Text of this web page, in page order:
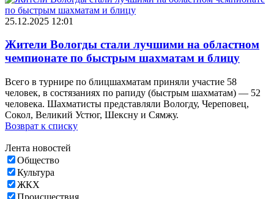
25.12.2025 12:01
Жители Вологды стали лучшими на областном
чемпионате по быстрым шахматам и блицу
Всего в турнире по блицшахматам приняли участие 58
человек, в состязаниях по рапиду (быстрым шахматам) — 52
человека. Шахматисты представляли Вологду, Череповец,
Сокол, Великий Устюг, Шексну и Сямжу.
Возврат к списку
Лента новостей
Общество
Культура
ЖКХ